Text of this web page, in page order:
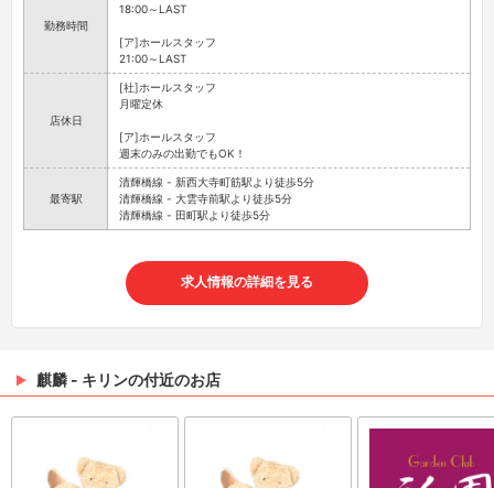
勤務時間
18:00～LAST
[ア]ホールスタッフ
21:00～LAST
店休日
[社]ホールスタッフ
月曜定休
[ア]ホールスタッフ
週末のみの出勤でもOK！
最寄駅
清輝橋線 - 新西大寺町筋駅より徒歩5分
清輝橋線 - 大雲寺前駅より徒歩5分
清輝橋線 - 田町駅より徒歩5分
求人情報の詳細を見る
麒麟 - キリンの付近のお店